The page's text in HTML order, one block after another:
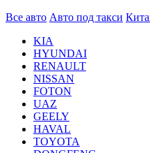
Все авто Авто под такси
KIA
HYUNDAI
RENAULT
NISSAN
FOTON
UAZ
GEELY
HAVAL
TOYOTA